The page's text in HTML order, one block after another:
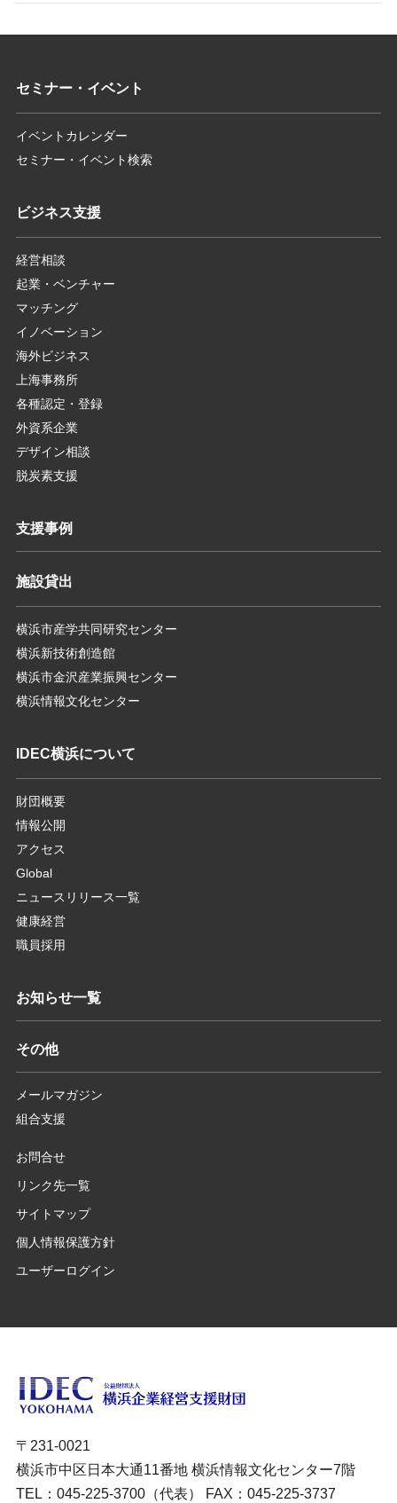
セミナー・イベント
イベントカレンダー
セミナー・イベント検索
ビジネス支援
経営相談
起業・ベンチャー
マッチング
イノベーション
海外ビジネス
上海事務所
各種認定・登録
外資系企業
デザイン相談
脱炭素支援
支援事例
施設貸出
横浜市産学共同研究センター
横浜新技術創造館
横浜市金沢産業振興センター
横浜情報文化センター
IDEC横浜について
財団概要
情報公開
アクセス
Global
ニュースリリース一覧
健康経営
職員採用
お知らせ一覧
その他
メールマガジン
組合支援
お問合せ
リンク先一覧
サイトマップ
個人情報保護方針
ユーザーログイン
〒231-0021
横浜市中区日本大通11番地 横浜情報文化センター7階
TEL：045-225-3700（代表） FAX：045-225-3737